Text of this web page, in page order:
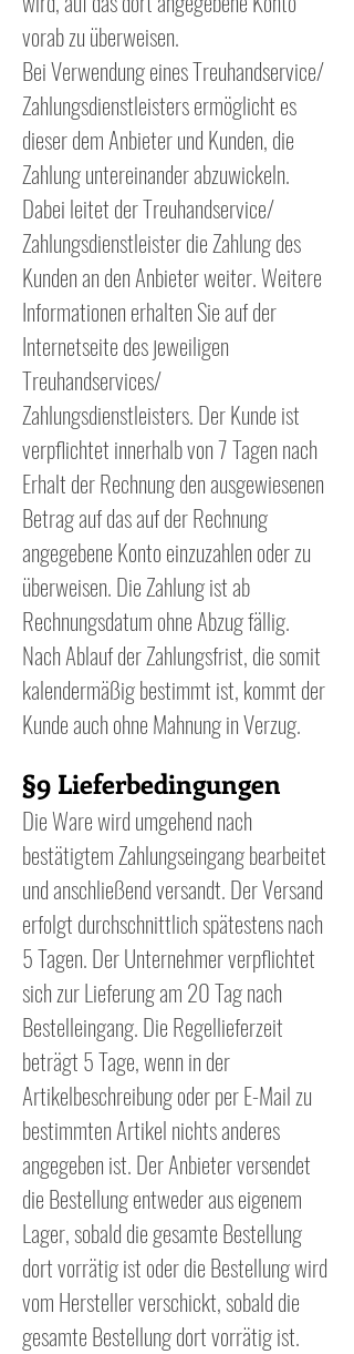
vorab zu überweisen.
Bei Verwendung eines Treuhandservice/
Zahlungsdienstleisters ermöglicht es
dieser dem Anbieter und Kunden, die
Zahlung untereinander abzuwickeln.
Dabei leitet der Treuhandservice/
Zahlungsdienstleister die Zahlung des
Kunden an den Anbieter weiter. Weitere
Informationen erhalten Sie auf der
Internetseite des jeweiligen
Treuhandservices/
Zahlungsdienstleisters. Der Kunde ist
verpflichtet innerhalb von 7 Tagen nach
Erhalt der Rechnung den ausgewiesenen
Betrag auf das auf der Rechnung
angegebene Konto einzuzahlen oder zu
überweisen. Die Zahlung ist ab
Rechnungsdatum ohne Abzug fällig.
Nach Ablauf der Zahlungsfrist, die somit
kalendermäßig bestimmt ist, kommt der
Kunde auch ohne Mahnung in Verzug.
§9 Lieferbedingungen
Die Ware wird umgehend nach
bestätigtem Zahlungseingang bearbeitet
und anschließend versandt. Der Versand
erfolgt durchschnittlich spätestens nach
5 Tagen. Der Unternehmer verpflichtet
sich zur Lieferung am 20 Tag nach
Bestelleingang. Die Regellieferzeit
beträgt 5 Tage, wenn in der
Artikelbeschreibung oder per E-Mail zu
bestimmten Artikel nichts anderes
angegeben ist. Der Anbieter versendet
die Bestellung entweder aus eigenem
Lager, sobald die gesamte Bestellung
dort vorrätig ist oder die Bestellung wird
vom Hersteller verschickt, sobald die
gesamte Bestellung dort vorrätig ist.